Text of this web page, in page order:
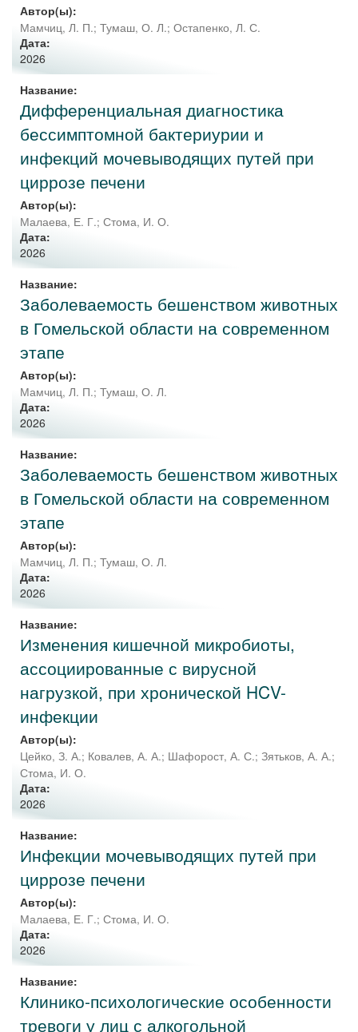
Автор(ы):
Мамчиц, Л. П.; Тумаш, О. Л.; Остапенко, Л. С.
Дата:
2026
Название:
Дифференциальная диагностика
бессимптомной бактериурии и
инфекций мочевыводящих путей при
циррозе печени
Автор(ы):
Малаева, Е. Г.; Стома, И. О.
Дата:
2026
Название:
Заболеваемость бешенством животных
в Гомельской области на современном
этапе
Автор(ы):
Мамчиц, Л. П.; Тумаш, О. Л.
Дата:
2026
Название:
Заболеваемость бешенством животных
в Гомельской области на современном
этапе
Автор(ы):
Мамчиц, Л. П.; Тумаш, О. Л.
Дата:
2026
Название:
Изменения кишечной микробиоты,
ассоциированные с вирусной
нагрузкой, при хронической HCV-
инфекции
Автор(ы):
Цейко, З. А.; Ковалев, А. А.; Шафорост, А. С.; Зятьков, А. А.;
Стома, И. О.
Дата:
2026
Название:
Инфекции мочевыводящих путей при
циррозе печени
Автор(ы):
Малаева, Е. Г.; Стома, И. О.
Дата:
2026
Название:
Клинико-психологические особенности
тревоги у лиц с алкогольной